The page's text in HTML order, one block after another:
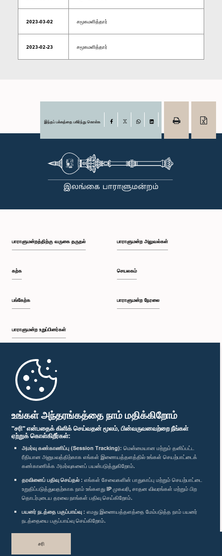
உங்கள் அந்தரங்கத்தை நாம் மதிக்கிறோம்
"சரி" என்பதைக் கிளிக் செய்வதன் மூலம், பின்வருவனவற்றை நீங்கள்
ஏற்றுக் கொள்கிறீர்கள்:
அமர்வு கண்காணிப்பு (Session Tracking): மென்மையான மற்றும் தனிப்பட்ட
ரீதியான அனுபவத்திற்காக எங்கள் இணையத்தளத்தில் உங்கள் செயற்பாட்டைக்
கண்காணிக்க அமர்வுகளைப் பயன்படுத்துகிறோம்.
தரவினைப் பதிவு செய்தல் : எங்கள் சேவைகளின் பாதுகாப்பு மற்றும் செயற்பாட்டை
உறுதிப்படுத்துவதற்காக நாம் உங்களது IP முகவரி, சாதன விவரங்கள் மற்றும் பிற
தொடர்புடைய தரவை நாங்கள் பதிவு செய்கிறோம்.
பயனர் நடத்தை பகுப்பாய்வு : எமது இணையத்தளத்தை மேம்படுத்த நாம் பயனர்
நடத்தையை பகுப்பாய்வு செய்கிறோம்.
சரி
2023-03-02 சமூகமளித்தார்
2023-02-23 சமூகமளித்தார்
இந்தப் பக்கத்தை பகிர்ந்து கொள்க Facebook
பாராளுமன்றத்திற்கு வருகை தருதல்
கற்க
பங்கேற்க
பாராளுமன்ற உறுப்பினர்கள்
முதற்பக்கம்
பாராளுமன்ற அலுவல்கள்
செயலகம்
பாராளுமன்ற நேரலை
பாராளுமன்ற கையடக்க செயலி
எம்மை பின்தொடர்க :
விருதுகள்
தனியுரிமைக் கொள்கை